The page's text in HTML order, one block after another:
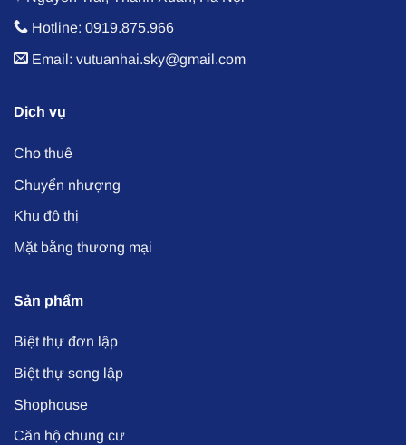
Hotline: 0919.875.966
Email: vutuanhai.sky@gmail.com
Dịch vụ
Cho thuê
Chuyển nhượng
Khu đô thị
Mặt bằng thương mại
Sản phẩm
Biệt thự đơn lập
Biệt thự song lập
Shophouse
Căn hộ chung cư